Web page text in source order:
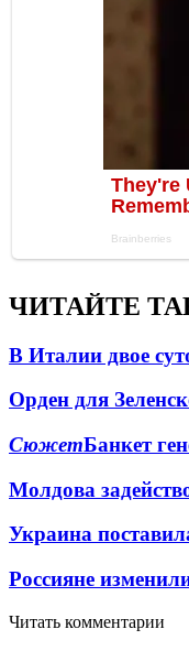
ЧИТАЙТЕ
В Италии двое
Орден для
СюжетБанкет
Молдова
Украина
Россияне
Читать комментарии